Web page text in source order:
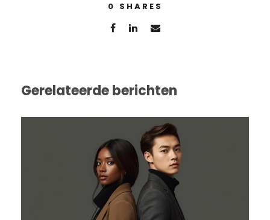
0 SHARES
Gerelateerde berichten